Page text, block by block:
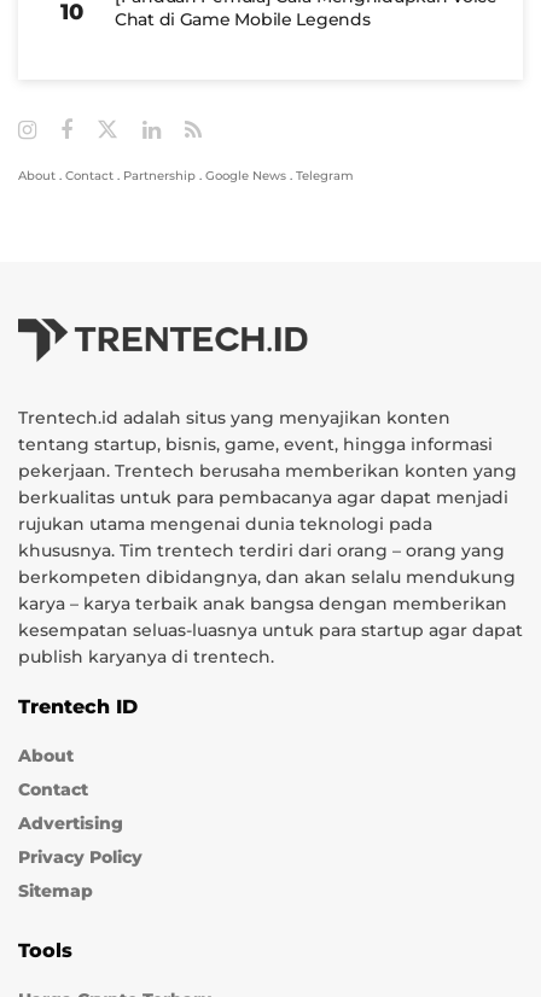
Chat di Game Mobile Legends
About . Contact . Partnership . Google News . Telegram
Trentech.id adalah situs yang menyajikan konten
tentang startup, bisnis, game, event, hingga informasi
pekerjaan. Trentech berusaha memberikan konten yang
berkualitas untuk para pembacanya agar dapat menjadi
rujukan utama mengenai dunia teknologi pada
khususnya. Tim trentech terdiri dari orang – orang yang
berkompeten dibidangnya, dan akan selalu mendukung
karya – karya terbaik anak bangsa dengan memberikan
kesempatan seluas-luasnya untuk para startup agar dapat
publish karyanya di trentech.
Trentech ID
About
Contact
Advertising
Privacy Policy
Sitemap
Tools